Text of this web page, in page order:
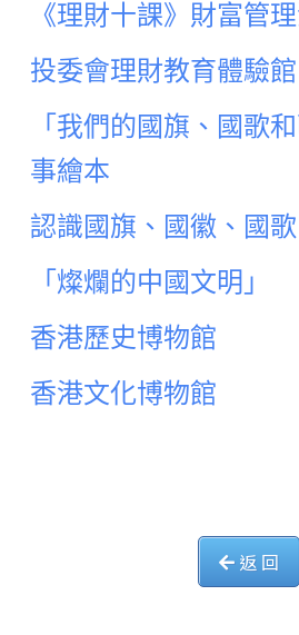
《理財十課》財富管
投委會理財教育體驗館
「我們的國旗、國歌
事繪本
認識國旗、國徽、國
「燦爛的中國文明」
香港歷史博物館
香港文化博物館
返 回